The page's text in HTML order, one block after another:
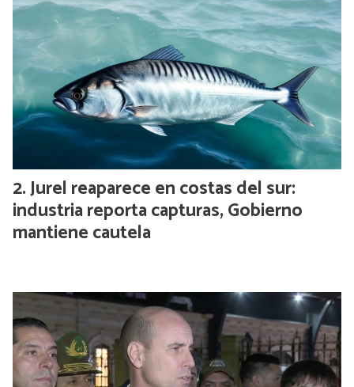
Jurel reaparece en costas del sur:
industria reporta capturas, Gobierno
mantiene cautela